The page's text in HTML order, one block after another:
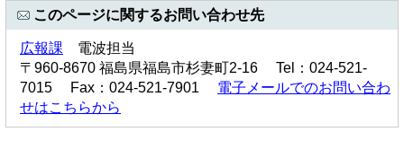
このページに関するお問い合わせ先
広報課 電波担当
〒960-8670 福島県福島市杉妻町2-16 Tel：024-521-
7015 Fax：024-521-7901 電子メールでのお問い合わ
せはこちらから